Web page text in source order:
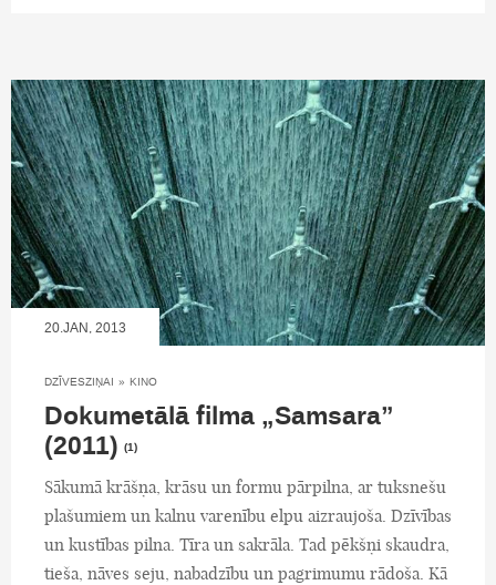
20.JAN, 2013
DZĪVESZIŅAI » KINO
Dokumetālā filma „Samsara”
(2011) (1)
Sākumā krāšņa, krāsu un formu pārpilna, ar tuksnešu
plašumiem un kalnu varenību elpu aizraujoša. Dzīvības
un kustības pilna. Tīra un sakrāla. Tad pēkšņi skaudra,
tieša, nāves seju, nabadzību un pagrimumu rādoša. Kā